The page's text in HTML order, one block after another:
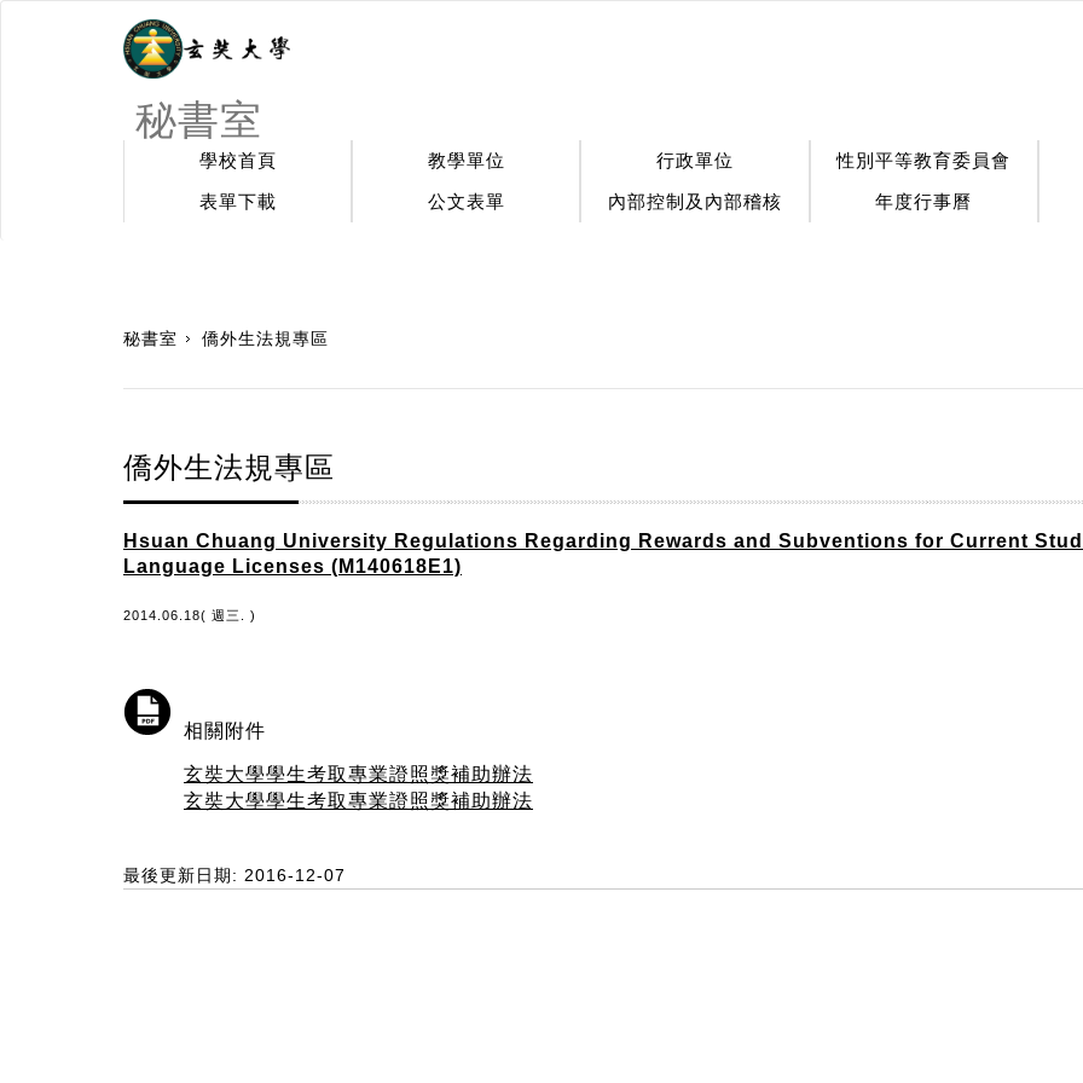
秘書室
學校首頁 教學單位 行政單位
性別平等教育委員會
表單下載
公文表單 內部控制及內部稽核 年度行事曆
秘書室 僑外生法規專區
僑外生法規專區
Hsuan Chuang University Regulations Regarding Rewards and Subventions for Current
Language Licenses (M140618E1)
2014.06.18( 週三. )
相關附件
玄奘大學學生考取專業證照獎補助辦法
玄奘大學學生考取專業證照獎補助辦法
最後更新日期: 2016-12-07